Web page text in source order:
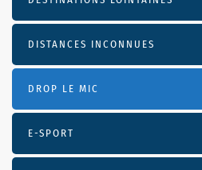
DISTANCES INCONNUES
DROP LE MIC
E-SPORT